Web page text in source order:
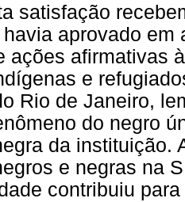
satisfação
aprovado
ações afirmativas
e
Rio de Janeiro,
do negro
da instituição.
e negras na
contribuiu